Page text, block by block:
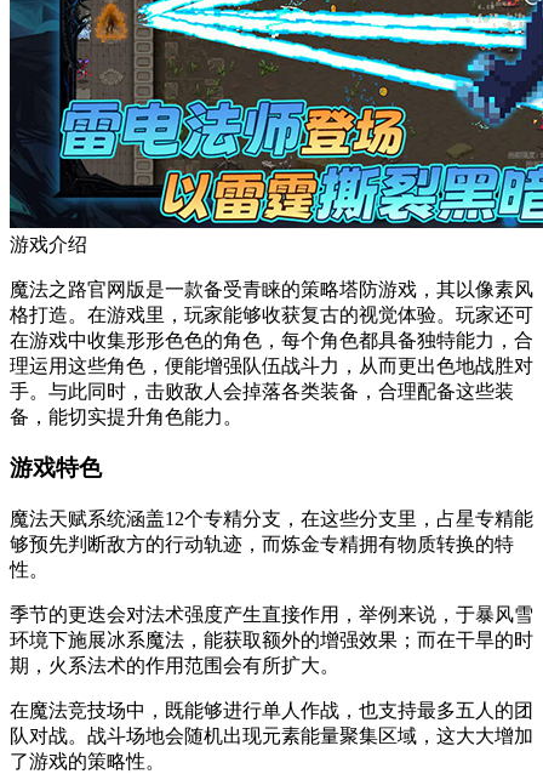
游戏介绍
魔法之路官网版是一款备受青睐的策略塔防游戏，其以像素风
格打造。在游戏里，玩家能够收获复古的视觉体验。玩家还可
在游戏中收集形形色色的角色，每个角色都具备独特能力，合
理运用这些角色，便能增强队伍战斗力，从而更出色地战胜对
手。与此同时，击败敌人会掉落各类装备，合理配备这些装
备，能切实提升角色能力。
游戏特色
魔法天赋系统涵盖12个专精分支，在这些分支里，占星专精能
够预先判断敌方的行动轨迹，而炼金专精拥有物质转换的特
性。
季节的更迭会对法术强度产生直接作用，举例来说，于暴风雪
环境下施展冰系魔法，能获取额外的增强效果；而在干旱的时
期，火系法术的作用范围会有所扩大。
在魔法竞技场中，既能够进行单人作战，也支持最多五人的团
队对战。战斗场地会随机出现元素能量聚集区域，这大大增加
了游戏的策略性。